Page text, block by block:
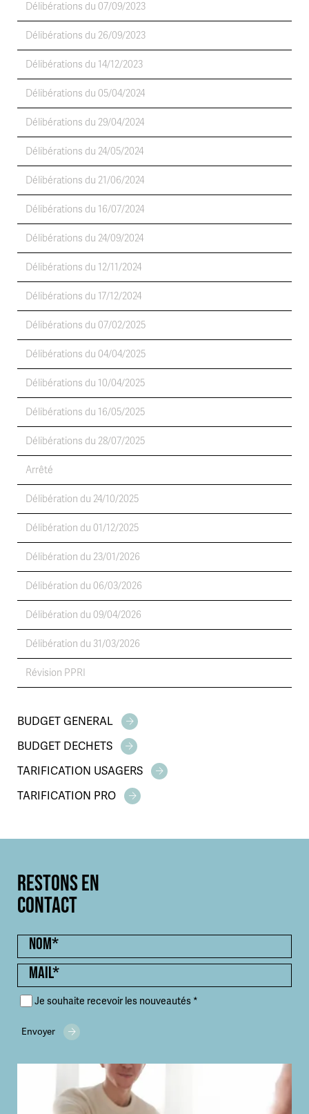
Délibérations du 07/09/2023
Délibérations du 26/09/2023
Délibérations du 14/12/2023
Délibérations du 05/04/2024
Délibérations du 29/04/2024
Délibérations du 24/05/2024
Délibérations du 21/06/2024
Délibérations du 16/07/2024
Délibérations du 24/09/2024
Délibérations du 12/11/2024
Délibérations du 17/12/2024
Délibérations du 07/02/2025
Délibérations du 04/04/2025
Délibérations du 10/04/2025
Délibérations du 16/05/2025
Délibérations du 28/07/2025
Arrêté
Délibération du 24/10/2025
Délibération du 01/12/2025
Délibération du 23/01/2026
Délibération du 06/03/2026
Délibération du 09/04/2026
Délibération du 31/03/2026
Révision PPRI
RESTONS EN
CONTACT
Je souhaite recevoir les nouveautés *